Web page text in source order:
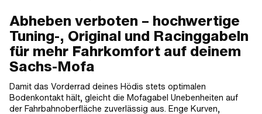
Abheben verboten – hochwertige
Tuning-, Original und Racinggabeln
für mehr Fahrkomfort auf deinem
Sachs-Mofa
Damit das Vorderrad deines Hödis stets optimalen
Bodenkontakt hält, gleicht die Mofagabel Unebenheiten auf
der Fahrbahnoberfläche zuverlässig aus. Enge Kurven,